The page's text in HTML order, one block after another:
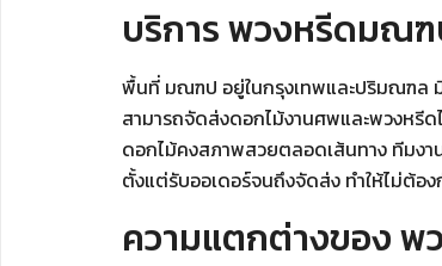
บริการ พวงหรีดมณ
พื้นที่ มณฑป อยู่ในกรุงเทพและปริมณฑล มี
สามารถจัดส่งดอกไม้งานศพและพวงหรี
ดอกไม้คงสภาพสวยตลอดเส้นทาง ทีมงา
ตั้งแต่รับออเดอร์จนถึงจัดส่ง ทำให้ไม่ต้อ
ความแตกต่างของ พ